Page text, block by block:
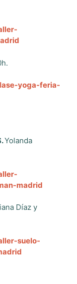
yoga-feria-
Yolanda
madrid
Díaz y
suelo-